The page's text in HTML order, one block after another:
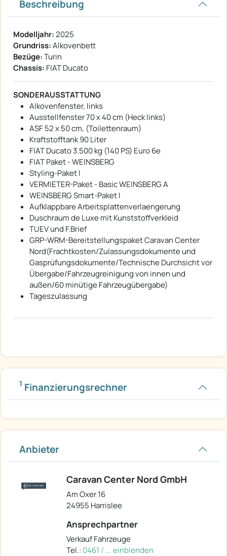
Beschreibung
Modelljahr:2025
Grundriss:Alkovenbett
Bezüge:Turin
Chassis: FIAT Ducato
SONDERAUSSTATTUNG
Alkovenfenster, links
Ausstellfenster 70 x 40 cm (Heck links)
ASF 52 x 50 cm, (Toilettenraum)
Kraftstofftank 90 Liter
FIAT Ducato 3.500 kg (140 PS) Euro 6e
FIAT Paket - WEINSBERG
Styling-Paket I
VERMIETER-Paket - Basic WEINSBERG A
WEINSBERG Smart-Paket I
Aufklappbare Arbeitsplattenverlaengerung
Duschraum de Luxe mit Kunststoffverkleid
TUEV und F.Brief
GRP-WRM-Bereitstellungspaket Caravan Center
Nord(Frachtkosten/Zulassungsdokumente und
Gasprüfungsdokumente/Technische Durchsicht vor
Übergabe/Fahrzeugreinigung von innen und
außen/60 minütige Fahrzeugübergabe)
Tageszulassung
1 Finanzierungsrechner
Anbieter
Caravan Center Nord GmbH
Am Oxer 16
24955 Harrislee
Ansprechpartner
Verkauf Fahrzeuge
Tel.: 0461 / ... einblenden